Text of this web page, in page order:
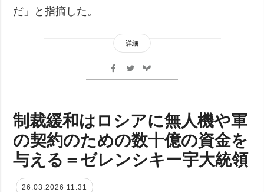
だ」と指摘した。
詳細
制裁緩和はロシアに無人機や軍
の契約のための数十億の資金を
与える＝ゼレンシキー宇大統領
26.03.2026 11:31